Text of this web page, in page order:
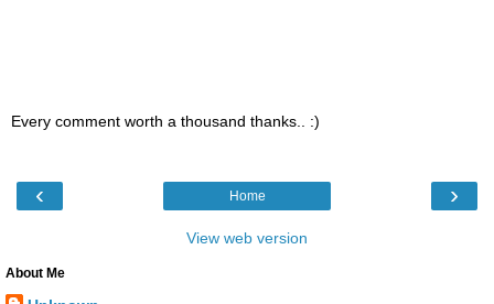
Every comment worth a thousand thanks.. :)
‹ ›
Home
View web version
About Me